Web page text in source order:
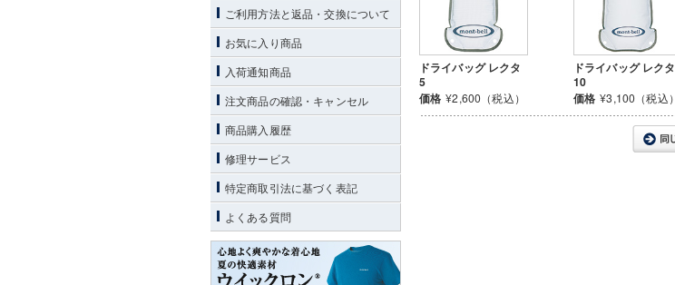
ドライバッグ レクタ
5
価格 ¥2,600（税込）
ドライバッグ レクタ
10
価格 ¥3,100（税込）
ご利用方法と返品・交換について
お気に入り商品
入荷通知商品
注文商品の確認・キャンセル
商品購入履歴
修理サービス
特定商取引法に基づく表記
よくある質問